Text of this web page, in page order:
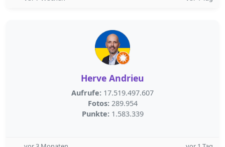
Herve Andrieu
Aufrufe: 17.519.497.607
Fotos: 289.954
Punkte: 1.583.339